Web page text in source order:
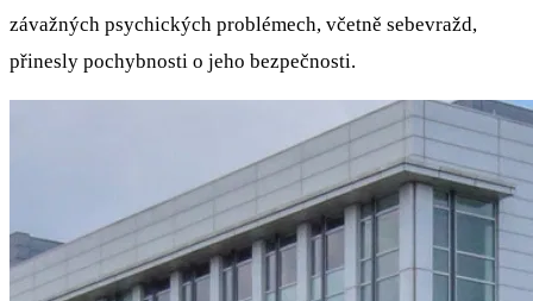
závažných psychických problémech, včetně sebevražd,
přinesly pochybnosti o jeho bezpečnosti.